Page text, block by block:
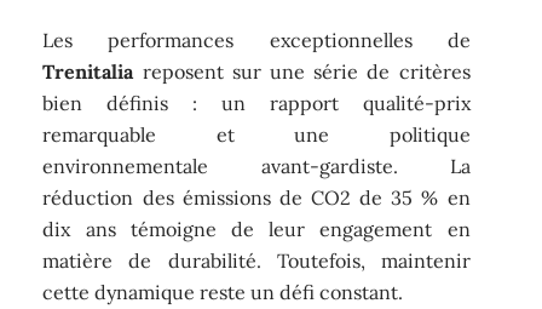
Les performances exceptionnelles de
Trenitaliareposent sur une série de critères
bien définis : un rapport qualité-prix
remarquable et une politique
environnementale avant-gardiste. La
réduction des émissions de CO2 de 35 % en
dix ans témoigne de leur engagement en
matière de durabilité. Toutefois, maintenir
cette dynamique reste un défi constant.